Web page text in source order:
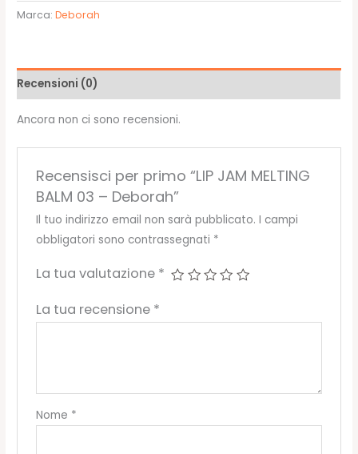
03
quantità
Marca:Deborah
Recensioni (0)
Ancora non ci sono recensioni.
Recensisci per primo “LIP JAM MELTING
BALM 03 – Deborah”
Il tuo indirizzo email non sarà pubblicato. I campi
obbligatori sono contrassegnati *
La tua valutazione *
La tua recensione *
Nome *